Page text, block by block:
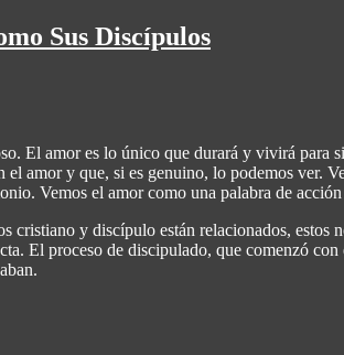
Sus Discípulos
El amor es lo único que durará y vivirá para
amor y que, si es genuino, lo podemos ver.
Vemos el amor como una palabra de
cristiano y discípulo están relacionados,
El proceso de discipulado, que comenzó